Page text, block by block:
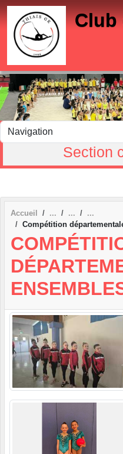
Club
Section
Accueil
Compétition
Panneau de gestion des